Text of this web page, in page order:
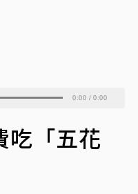
0:00 / 0:00
吃「五花